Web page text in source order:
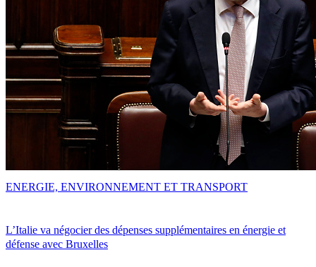
L’Italie va négocier des dépenses supplémentaires en énergie et
défense avec Bruxelles
ENERGIE, ENVIRONNEMENT ET TRANSPORT